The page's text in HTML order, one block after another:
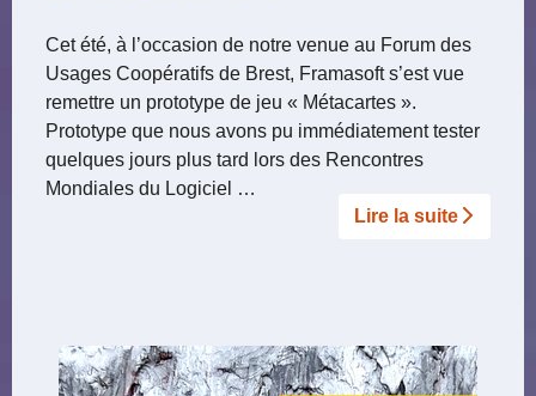
Cet été, à l’occasion de notre venue au Forum des
Usages Coopératifs de Brest, Framasoft s’est vue
remettre un prototype de jeu « Métacartes ».
Prototype que nous avons pu immédiatement tester
quelques jours plus tard lors des Rencontres
Mondiales du Logiciel …
Lire la suite­­